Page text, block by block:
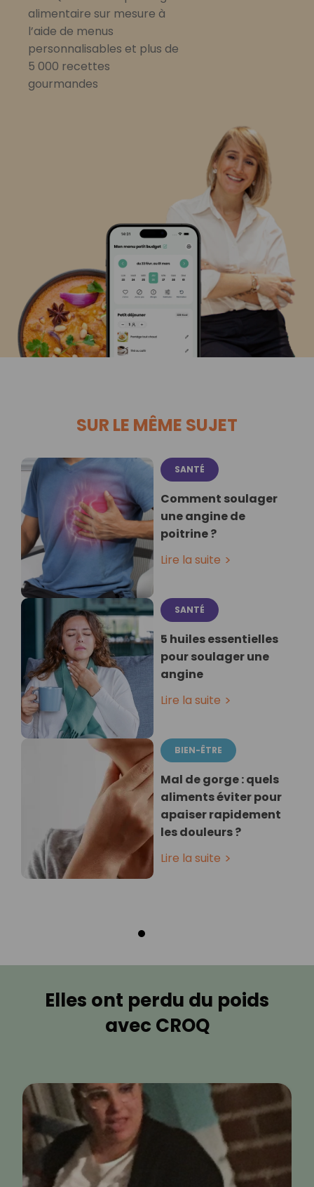
alimentaire sur mesure à
l’aide de menus
personnalisables et plus de
5 000 recettes
gourmandes
SUR LE MÊME SUJET
SANTÉ
Comment soulager
une angine de
poitrine ?
Lire la suite
SANTÉ
5 huiles essentielles
pour soulager une
angine
Lire la suite
BIEN-ÊTRE
Mal de gorge : quels
aliments éviter pour
apaiser rapidement
les douleurs ?
Lire la suite
Elles ont perdu du poids
avec CROQ